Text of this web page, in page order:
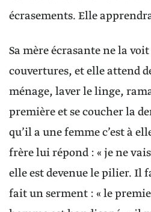
écrasements. Elle
Sa mère écrasante ne la
couvertures, et elle attend
ménage, laver le linge,
première et se coucher la
qu’il a une femme c’est à
frère lui répond : « je ne
elle est devenue le pilier. Il
fait un serment : « le